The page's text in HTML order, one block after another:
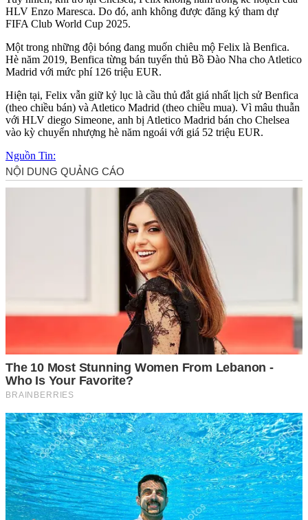
HLV Enzo Maresca. Do đó, anh không được đăng ký tham dự
FIFA Club World Cup 2025.
Một trong những đội bóng đang muốn chiêu mộ Felix là Benfica.
Hè năm 2019, Benfica từng bán tuyển thủ Bồ Đào Nha cho Atletico
Madrid với mức phí 126 triệu EUR.
Hiện tại, Felix vẫn giữ kỷ lục là cầu thủ đắt giá nhất lịch sử Benfica
(theo chiều bán) và Atletico Madrid (theo chiều mua). Vì mâu thuẫn
với HLV di‌ego Simeone, anh bị Atletico Madrid bán cho Chelsea
vào kỳ chuyển nhượng hè năm ngoái với giá 52 triệu EUR.
Nguồn Tin: